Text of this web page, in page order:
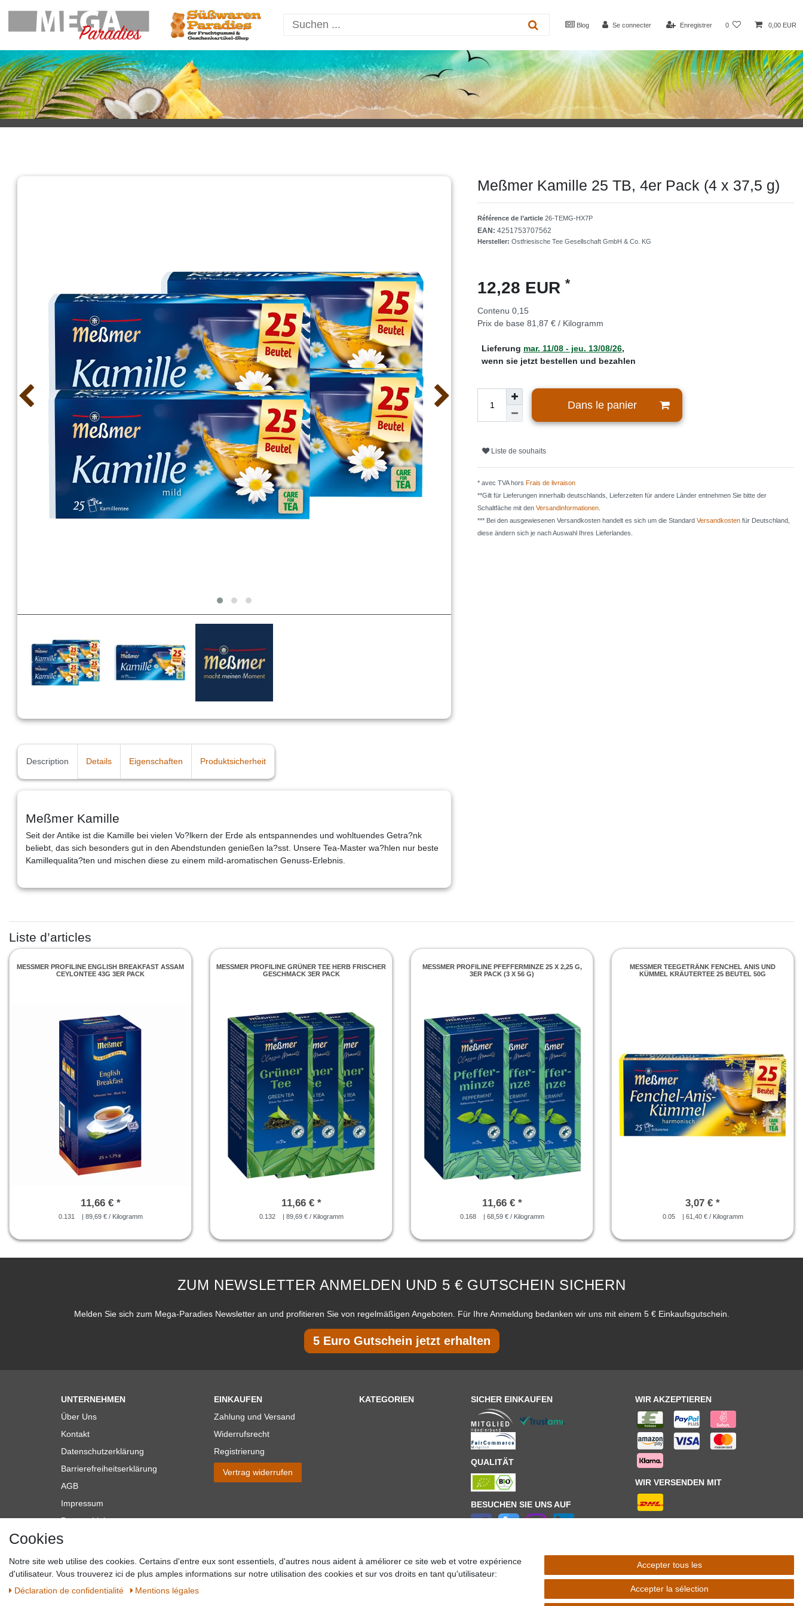
Blog Se connecter Enregistrer 0 0,00 EUR
Meßmer Kamille 25 TB, 4er Pack (4 x 37,5 g)
Référence de l’article 26-TEMG-HX7P
EAN: 4251753707562
Hersteller: Ostfriesische Tee Gesellschaft GmbH & Co. KG
12,28 EUR *
Contenu 0,15
Prix de base 81,87 € / Kilogramm
Lieferung mar. 11/08 - jeu. 13/08/26,
wenn sie jetzt bestellen und bezahlen
Dans le panier
Liste de souhaits
* avec TVA hors Frais de livraison
**Gilt für Lieferungen innerhalb deutschlands, Lieferzeiten für andere Länder entnehmen Sie bitte der
Schaltfäche mit den Versandinformationen
*** Bei den ausgewiesenen Versandkosten handelt es sich um die Standard Versandkosten für Deutschland,
diese ändern sich je nach Auswahl Ihres Lieferlandes.
Description Details Eigenschaften Produktsicherheit
Meßmer Kamille
Seit der Antike ist die Kamille bei vielen Vo?lkern der Erde als entspannendes und wohltuendes Getra?nk
beliebt, das sich besonders gut in den Abendstunden genießen la?sst. Unsere Tea-Master wa?hlen nur beste
Kamillequalita?ten und mischen diese zu einem mild-aromatischen Genuss-Erlebnis.
Liste d’articles
MESSMER PROFILINE ENGLISH BREAKFAST ASSAM C
EYLONTEE 43G 3ER PACK
11,66 € *
0.131 | 89,69 € / Kilogramm
MESSMER PROFILINE GRÜNER TEE HERB FRISCHER G
ESCHMACK 3ER PACK
11,66 € *
0.132 | 89,69 € / Kilogramm
MESSMER PROFILINE PFEFFERMINZE 25 X 2,25 G, 3
ER PACK (3 X 56 G)
11,66 € *
0.168 | 68,59 € / Kilogramm
MESSMER TEEGETRÄNK FENCHEL ANIS UND K
ÜMMEL KRÄUTERTEE 25 BEUTEL 50G
3,07 € *
0.05 | 61,40 € / Kilogramm
ZUM NEWSLETTER ANMELDEN UND 5 € GUTSCHEIN SICHERN
Melden Sie sich zum Mega-Paradies Newsletter an und profitieren Sie von regelmäßigen Angeboten. Für Ihre Anmeldung bedanken wir uns mit einem 5 € Einkaufsgutschein.
5 Euro Gutschein jetzt erhalten
UNTERNEHMEN
Über Uns
Kontakt
Datenschutzerklärung
Barrierefreiheitserklärung
AGB
Impressum
Partner-Links
Blog
EINKAUFEN
Zahlung und Versand
Widerrufsrecht
Registrierung
Vertrag widerrufen
KATEGORIEN SICHER EINKAUFEN
QUALITÄT
BESUCHEN SIE UNS AUF
WIR AKZEPTIEREN
WIR VERSENDEN MIT
*Alle Preise verstehen sich inkl. MwSt. zzgl. Versandkosten. **Gilt für Lieferungen innerhalb deutschlands, Lieferzeiten für andere Länder entnehmen Sie bitte der Schaltfäche mit den
. *** Bei den ausgewiesenen
Cookies
Notre site web utilise des cookies. Certains d'entre eux sont essentiels, d'autres nous aident à améliorer ce site web et votre expérience
d'utilisateur. Vous trouverez ici de plus amples informations sur notre utilisation des cookies et sur vos droits en tant qu'utilisateur:
Déclaration de confidentialité
Mentions légales
Accepter tous les
Accepter la sélection